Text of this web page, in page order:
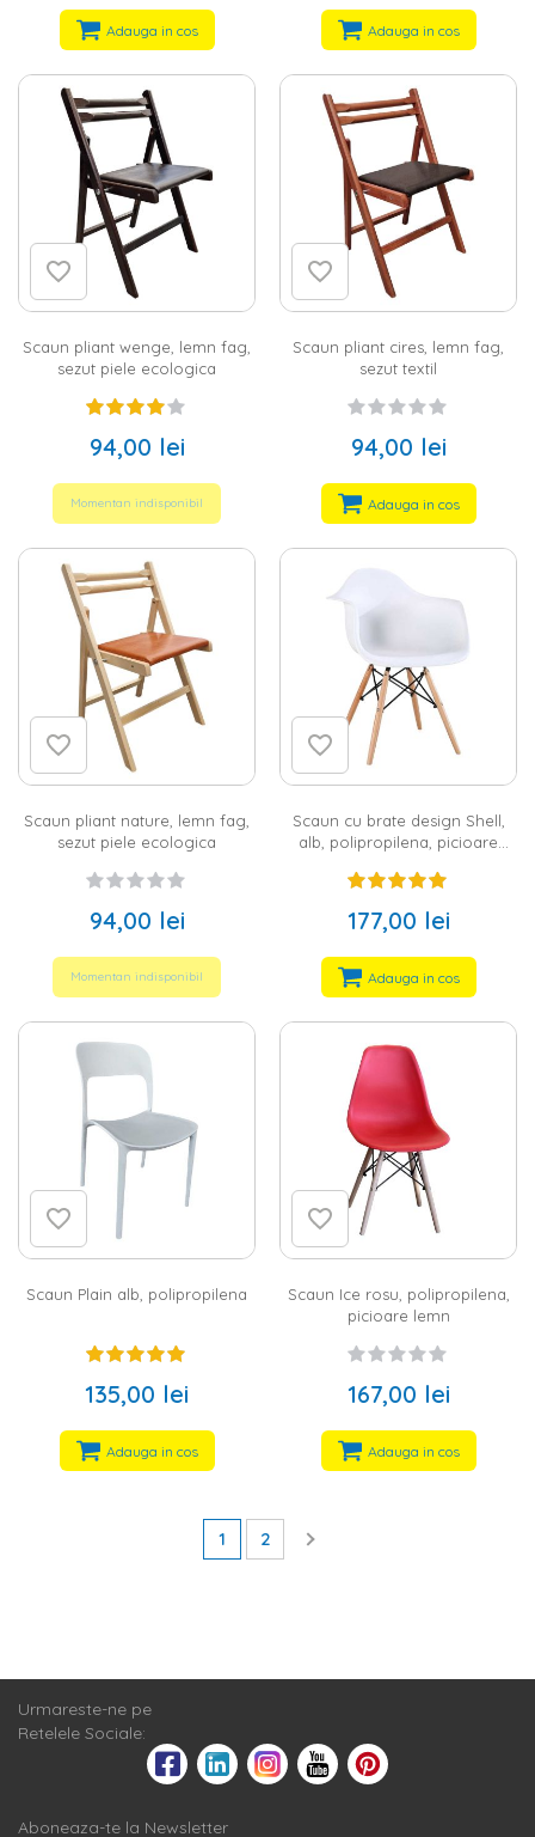
Adauga in cos Adauga in cos
Scaun pliant wenge, lemn fag,
sezut piele ecologica
94,00 lei
Momentan indisponibil
Scaun pliant cires, lemn fag,
sezut textil
94,00 lei
Adauga in cos
Scaun pliant nature, lemn fag,
sezut piele ecologica
94,00 lei
Momentan indisponibil
Scaun cu brate design Shell,
alb, polipropilena, picioare
177,00 lei
Adauga in cos
Scaun Plain alb, polipropilena
135,00 lei
Adauga in cos
Scaun Ice rosu, polipropilena,
picioare lemn
167,00 lei
Adauga in cos
1 2
Urmareste-ne pe
Retelele Sociale:
Aboneaza-te la Newsletter